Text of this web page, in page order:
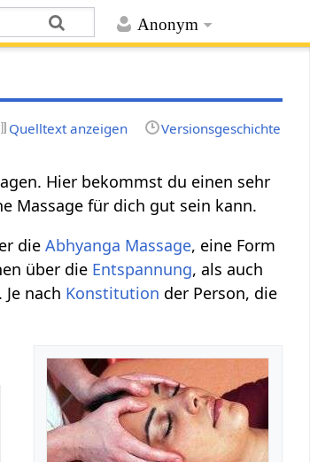
Anonym
Quelltext anzeigen Versionsgeschichte
Hier bekommst du einen sehr
Massage für dich gut sein kann.
dieAbhyanga Massage, eine Form
über die Entspannung, als auch
nach Konstitution der Person, die